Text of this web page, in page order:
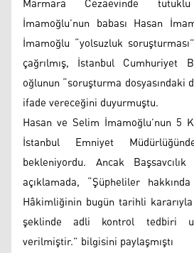
İmamoğlu’nun babası Hasan
İmamoğlu “yolsuzluk
çağrılmış, İstanbul Cumhuriyet
oğlunun “soruşturma dosyasındaki
ifade vereceğini duyurmuştu.
Hasan ve Selim İmamoğlu’nun 5
İstanbul Emniyet
bekleniyordu. Ancak
açıklamada, “Şüpheliler
Hâkimliğinin bugün tarihli kararıyla
şeklinde adli kontrol tedbiri
verilmiştir.” bilgisini paylaşmıştı